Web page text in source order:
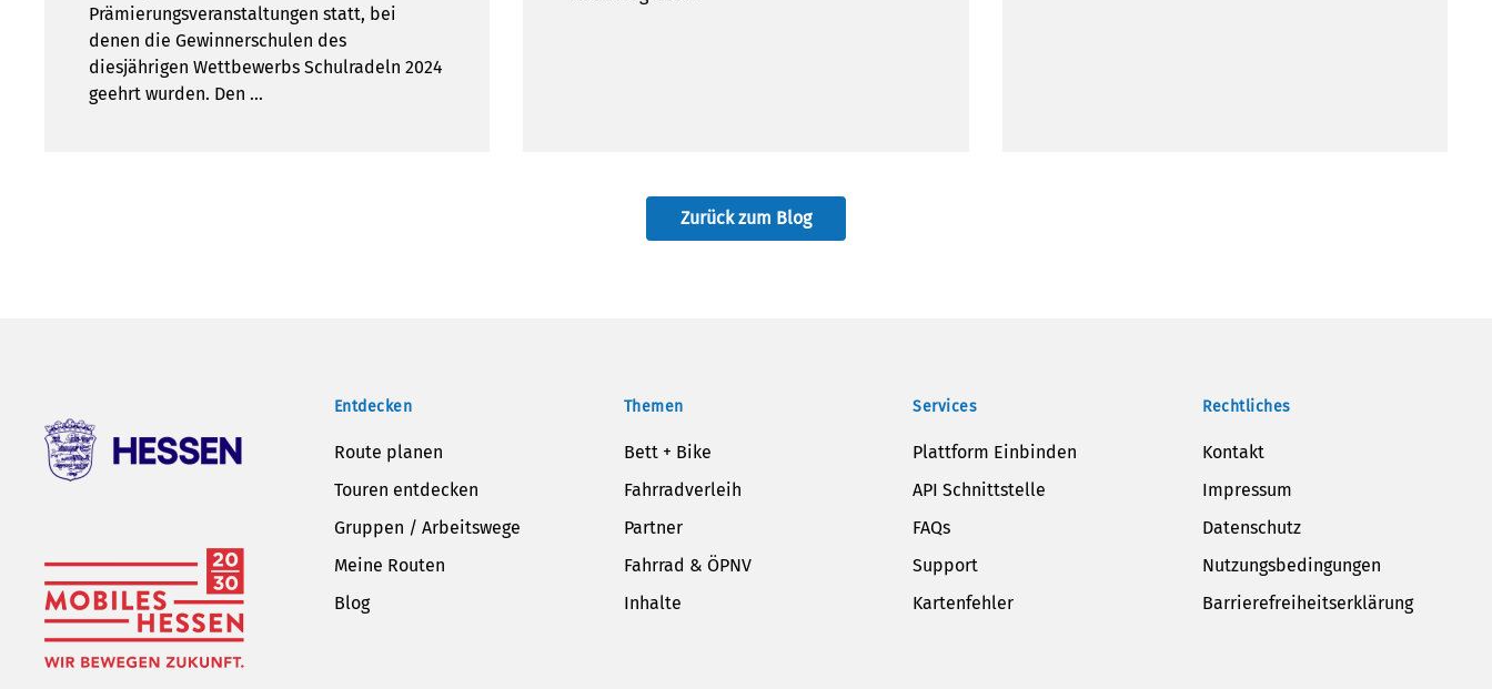
Prämierungsveranstaltungen statt, bei
denen die Gewinnerschulen des
diesjährigen Wettbewerbs Schulradeln 2024
geehrt wurden. Den …
Zurück zum Blog
Entdecken
Route planen
Touren entdecken
Gruppen / Arbeitswege
Meine Routen
Blog
Themen
Bett + Bike
Fahrradverleih
Partner
Fahrrad & ÖPNV
Inhalte
Services
Plattform Einbinden
API Schnittstelle
FAQs
Support
Kartenfehler
Rechtliches
Kontakt
Impressum
Datenschutz
Nutzungsbedingungen
Barrierefreiheitserklärung